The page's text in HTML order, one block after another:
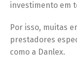
investimento em
Por isso, muitas
prestadores
como a Danlex.